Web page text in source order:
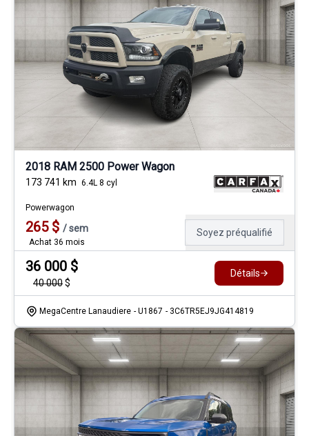
2018 RAM 2500 Power Wagon
173 741 km 6.4L 8 cyl
Powerwagon
265$ /sem
Achat 36 mois
Soyez préqualifié
36 000 $
40 000$
Détails
MegaCentre Lanaudiere - U1867 - 3C6TR5EJ9JG414819